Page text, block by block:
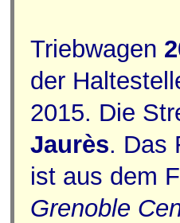
Triebwagen
der
2015. Die
Jaurès. Das
ist aus dem
Grenoble